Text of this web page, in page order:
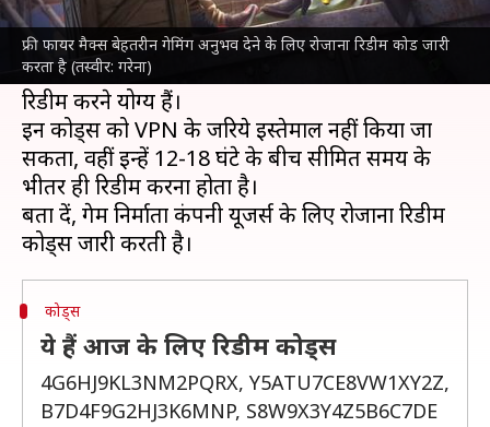
फ्री फायर मैक्स बेहतरीन गेमिंग अनुभव देने के लिए रोजाना रिडीम कोड जारी
करता है (तस्वीर: गरेना)
फ्री फायर मैक्स
ने 9 जून के रिडीम कोड्स को जारी कर दिए
हैं। इनमें से प्रत्येक कोड को यूजर केवल एक बार ही रिडीम
कर सकता है और ये केवल भारतीय सर्वर के माध्यम से
रिडीम करने योग्य हैं।
इन कोड्स को VPN के जरिये इस्तेमाल नहीं किया जा
सकता, वहीं इन्हें 12-18 घंटे के बीच सीमित समय के
भीतर ही रिडीम करना होता है।
बता दें, गेम निर्माता कंपनी यूजर्स के लिए रोजाना रिडीम
कोड्स
ये हैं आज के लिए रिडीम कोड्स
4G6HJ9KL3NM2PQRX, Y5ATU7CE8VW1XY2Z,
B7D4F9G2HJ3K6MNP, S8W9X3Y4Z5B6C7DE